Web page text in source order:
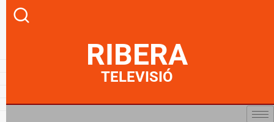
RIBERA
TELEVISIÓ